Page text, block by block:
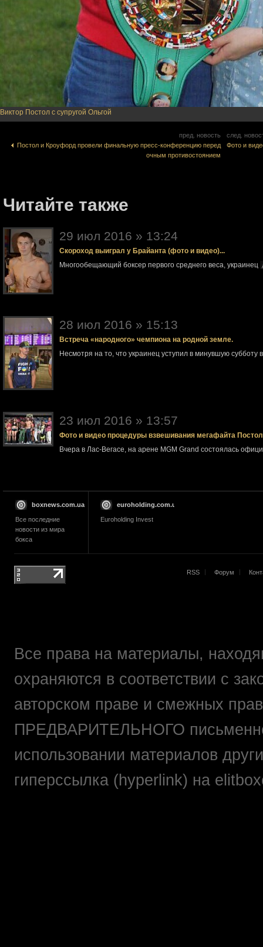
Виктор Постол с супругой Ольгой
пред. новость
Постол и Кроуфорд провели финальную пресс-конференцию перед
очным противостоянием
след.
Фото и
Читайте также
29 июл 2016 » 13:24
Скороход выиграл у Брайанта (фото и видео)...
Многообещающий боксер первого среднего веса, украинец
28 июл 2016 » 15:13
Встреча «народного» чемпиона на родной земле.
Несмотря на то, что украинец уступил в минувшую субботу
23 июл 2016 » 13:57
Фото и видео процедуры взвешивания мегафайта
Вчера в Лас-Вегасе, на арене MGM Grand состоялась
boxnews.com.ua
Все последние
новости из мира
бокса
euroholding.com.ua
Euroholding Invest
RSS Форум
Все права на материалы,
охраняются в соответствии с
авторском праве и смежных
ПРЕДВАРИТЕЛЬНОГО
использовании материалов
гиперссылка (hyperlink) на